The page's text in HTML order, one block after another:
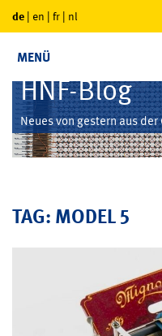
de | en | fr | nl
MENÜ
HNF-Blog
Neues von gestern aus
TAG: MODEL 5